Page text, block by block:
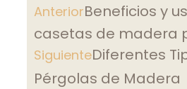
AnteriorBeneficios y
casetas de madera
SiguienteDiferentes
Pérgolas de Madera